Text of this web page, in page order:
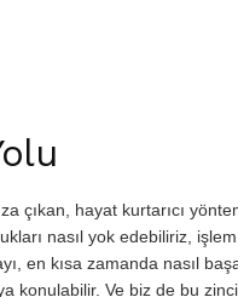
çıkan, hayat kurtarıcı
nasıl yok edebiliriz, işlem
en kısa zamanda nasıl
konulabilir. Ve biz de bu